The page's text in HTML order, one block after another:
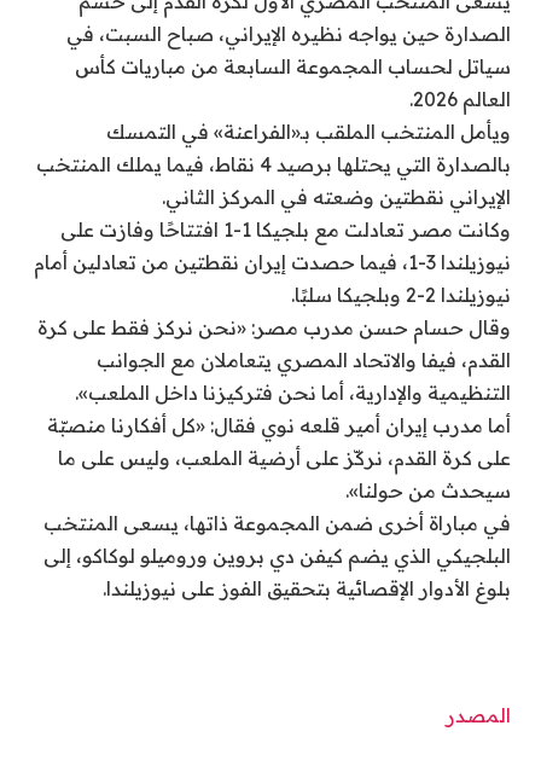
الصدارة حين يواجه نظيره الإيراني، صباح السبت، في
سياتل لحساب المجموعة السابعة من مباريات كأس
العالم 2026.
ويأمل المنتخب الملقب بـ«الفراعنة» في التمسك
بالصدارة التي يحتلها برصيد 4 نقاط، فيما يملك المنتخب
الإيراني نقطتين وضعته في المركز الثاني.
وكانت مصر تعادلت مع بلجيكا 1-1 افتتاحًا وفازت على
نيوزيلندا 3-1، فيما حصدت إيران نقطتين من تعادلين أمام
نيوزيلندا 2-2 وبلجيكا سلبًا.
وقال حسام حسن مدرب مصر: «نحن نركز فقط على كرة
القدم، فيفا والاتحاد المصري يتعاملان مع الجوانب
التنظيمية والإدارية، أما نحن فتركيزنا داخل الملعب».
أما مدرب إيران أمير قلعه نوي فقال: «كل أفكارنا منصبّة
على كرة القدم، نركّز على أرضية الملعب، وليس على ما
سيحدث من حولنا».
في مباراة أخرى ضمن المجموعة ذاتها، يسعى المنتخب
البلجيكي الذي يضم كيفن دي بروين وروميلو لوكاكو، إلى
بلوغ الأدوار الإقصائية بتحقيق الفوز على نيوزيلندا.
المصدر